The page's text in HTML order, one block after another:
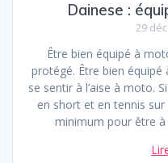
Dainese :
29
Être bien équipé à
protégé. Être bien équipé
se sentir à l’aise à moto.
en short et en tennis sur
minimum pour être